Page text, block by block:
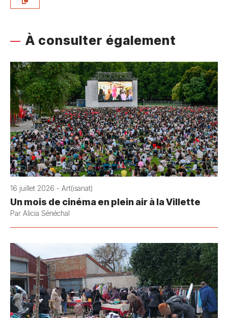
À consulter également
16 juillet 2026 - Art(isanat)
Un mois de cinéma en plein air à la Villette
Par Alicia Sénéchal